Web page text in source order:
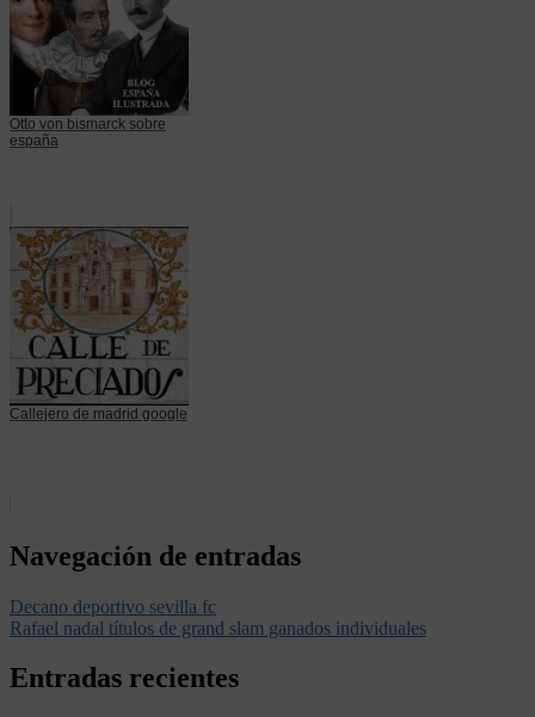
Otto von bismarck sobre
españa
Callejero de madrid google
Navegación de entradas
Decano deportivo sevilla fc
Rafael nadal títulos de grand slam ganados individuales
Entradas recientes